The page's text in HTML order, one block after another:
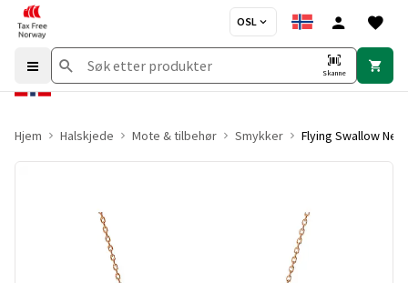
OSL
Skanne
Hjem Halskjede Mote & tilbehør Smykker Flying Swallow